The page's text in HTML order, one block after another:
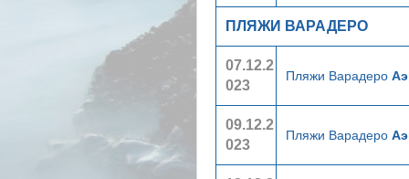
ПЛЯЖИ ВАРАДЕРО
07.12.2
023
Пляжи Варадеро
09.12.2
023
Пляжи Варадеро